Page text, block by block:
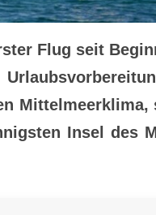
Flug seit
Insel des